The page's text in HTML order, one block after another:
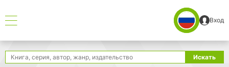
Вход
Поиск Искать